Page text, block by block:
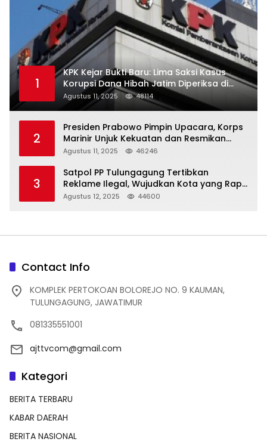
1
KPK Kejar Bukti Baru: Lima Saksi Kasus
Korupsi Dana Hibah Jatim Diperiksa di
Trenggalek
Agustus 11, 2025 48114
2
Presiden Prabowo Pimpin Upacara, Korps
Marinir Unjuk Kekuatan dan Resmikan
Struktur Baru
Agustus 11, 2025 46246
3
Satpol PP Tulungagung Tertibkan
Reklame Ilegal, Wujudkan Kota yang Rapi
dan Indah
Agustus 12, 2025 44600
Contact Info
KOMPLEK PERTOKOAN BOLOREJO NO. 9 KAUMAN,
TULUNGAGUNG, JAWATIMUR
081335551001
ajttvcom@gmail.com
Kategori
BERITA TERBARU
KABAR DAERAH
BERITA NASIONAL